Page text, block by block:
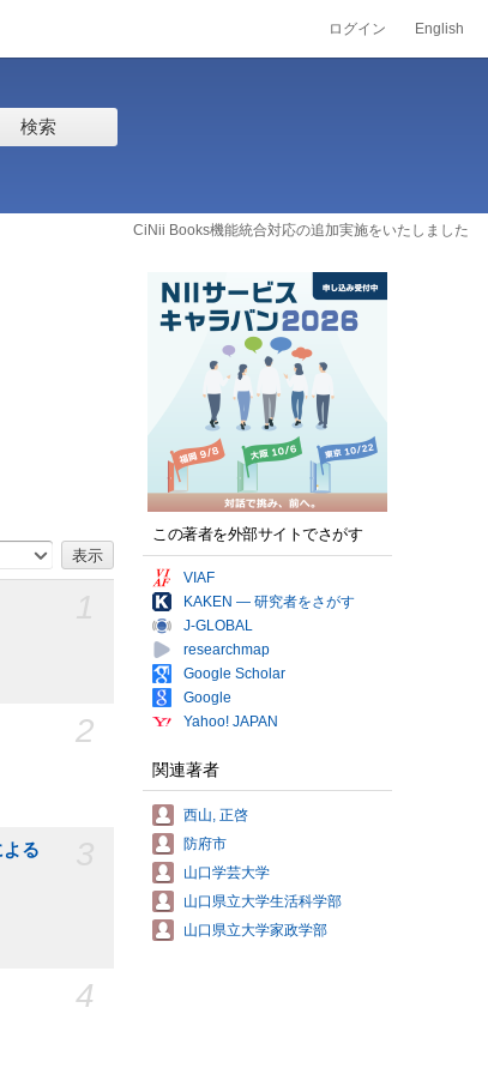
ログイン English
検索
CiNii Books機能統合対応の追加実施をいたしました
2
る
4
この著者を外部サイトでさがす
VIAF
KAKEN — 研究者をさがす
J-GLOBAL
researchmap
Google Scholar
Google
Yahoo! JAPAN
関連著者
西山, 正啓
防府市
山口学芸大学
山口県立大学生活科学部
山口県立大学家政学部